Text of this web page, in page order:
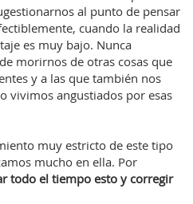
al punto de pensar
cuando la realidad
es muy bajo. Nunca
morirnos de otras cosas que
y a las que también nos
vivimos angustiados por esas
muy estricto de este tipo
mucho en ella. Por
todo el tiempo esto y corregir